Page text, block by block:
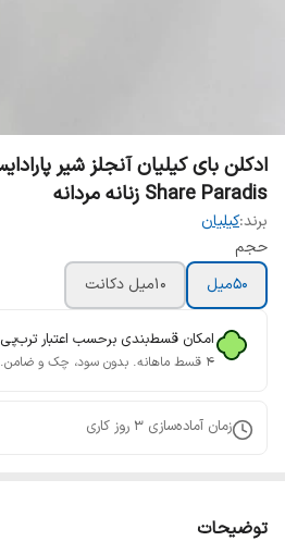
Share Paradis زنانه مردانه
برند:کیلیان
حجم
۵۰میل
۱۰میل دکانت
امکان قسط‌بندی برحسب اعتبار ترب‌پی
۴ قسط ماهانه. بدون سود، چک و ضامن.
زمان آماده‌سازی 3 روز کاری
توضیحات